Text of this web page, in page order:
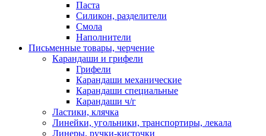
Паста
Силикон, разделители
Смола
Наполнители
Письменные товары, черчение
Карандаши и грифели
Грифели
Карандаши механические
Карандаши специальные
Карандаши ч/г
Ластики, клячка
Линейки, угольники, транспортиры, лекала
Линеры, ручки-кисточки